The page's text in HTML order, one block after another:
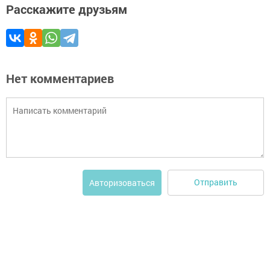
Расскажите друзьям
Нет комментариев
Авторизоваться Отправить